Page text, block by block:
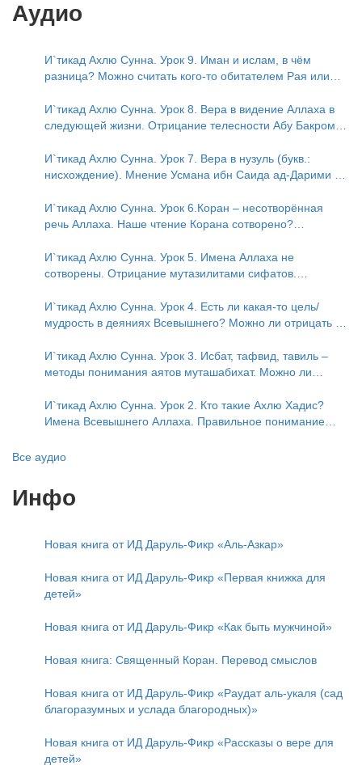
Аудио
И`тикад Ахлю Сунна. Урок 9. Иман и ислам, в чём
разница? Можно считать кого-то обитателем Рая или
И`тикад Ахлю Сунна. Урок 8. Вера в видение Аллаха в
следующей жизни. Отрицание телесности Абу Бакром
Саида ад-Дарими. Иман – это слова, дела и познание
И`тикад Ахлю Сунна. Урок 7. Вера в нузуль (букв.:
нисхождение). Мнение Усмана ибн Саида ад-Дарими о
физическим движением?
И`тикад Ахлю Сунна. Урок 6.Коран – несотворённая
речь Аллаха. Наше чтение Корана сотворено?
И`тикад Ахлю Сунна. Урок 5. Имена Аллаха не
сотворены. Отрицание мутазилитами сифатов.
И`тикад Ахлю Сунна. Урок 4. Есть ли какая-то цель/
мудрость в деяниях Всевышнего? Можно ли отрицать в
пришло в Коране и Сунне? Концепция ибн Таймийи
И`тикад Ахлю Сунна. Урок 3. Исбат, тафвид, тавиль –
методы понимания аятов муташабихат. Можно ли
означает утверждение сифата «биля кейфа» (без
образа)?
И`тикад Ахлю Сунна. Урок 2. Кто такие Ахлю Хадис?
Имена Всевышнего Аллаха. Правильное понимание
Все аудио
Инфо
Новая книга от ИД Даруль-Фикр «Аль-Азкар»
Новая книга от ИД Даруль-Фикр «Первая книжка для
детей»
Новая книга от ИД Даруль-Фикр «Как быть мужчиной»
Новая книга: Священный Коран. Перевод смыслов
Новая книга от ИД Даруль-Фикр «Раудат аль-укаля (cад
благоразумных и услада благородных)»
Новая книга от ИД Даруль-Фикр «Рассказы о вере для
детей»